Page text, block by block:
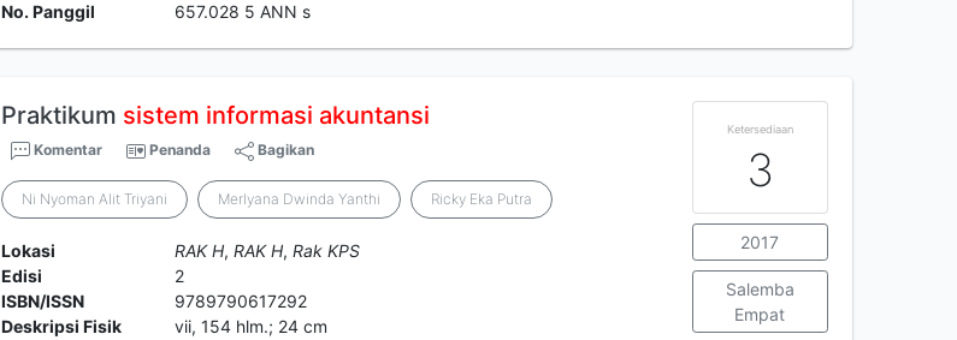
No. Panggil
657.028 5 ANN s
Praktikum sistem informasi akuntansi
Komentar Penanda Bagikan
Ni Nyoman Alit Triyani Merlyana Dwinda Yanthi Ricky Eka Putra
Lokasi RAK H, RAK H, Rak KPS
Edisi
2
ISBN/ISSN
9789790617292
Deskripsi Fisik
vii, 154 hlm.; 24 cm
Ketersediaan
3
2017
Salemba
Empat